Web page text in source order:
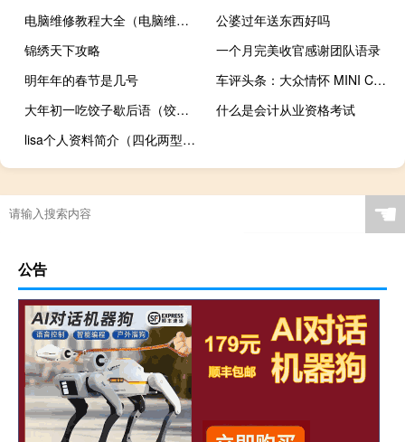
电脑维修教程大全（电脑维修大全）
公婆过年送东西好吗
锦绣天下攻略
一个月完美收官感谢团队语录
明年年的春节是几号
车评头条：大众情怀 MINI CLUBMAN COOPER S首试
大年初一吃饺子歇后语（饺子破皮歇后语下一句是什么）
什么是会计从业资格考试
lisa个人资料简介（四化两型简介）
☚
公告